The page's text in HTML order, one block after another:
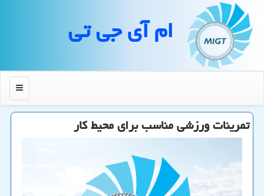
ام آی جی تی
منو
تمرینات ورزشی مناسب برای محیط كار